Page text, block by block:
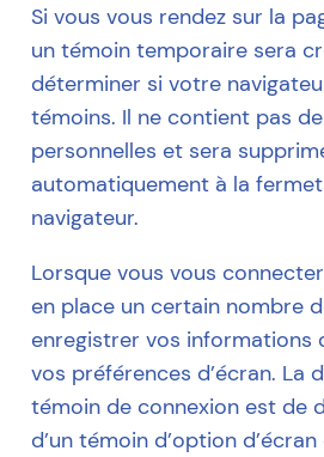
Si vous vous rendez sur la
un témoin temporaire sera
déterminer si votre
témoins. Il ne contient pas
personnelles et sera
automatiquement à la
navigateur.
Lorsque vous vous
en place un certain nombre
enregistrer vos informations
vos préférences d’écran. La
témoin de connexion est de
d’un témoin d’option d’écran